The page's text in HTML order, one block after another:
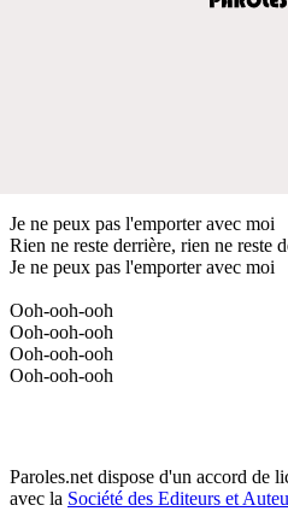
Je ne peux pas l'emporter avec moi
Rien ne reste derrière, rien ne reste
Je ne peux pas l'emporter avec moi
Ooh-ooh-ooh
Ooh-ooh-ooh
Ooh-ooh-ooh
Ooh-ooh-ooh
Paroles.net dispose d'un accord de
avec la Société des Editeurs et